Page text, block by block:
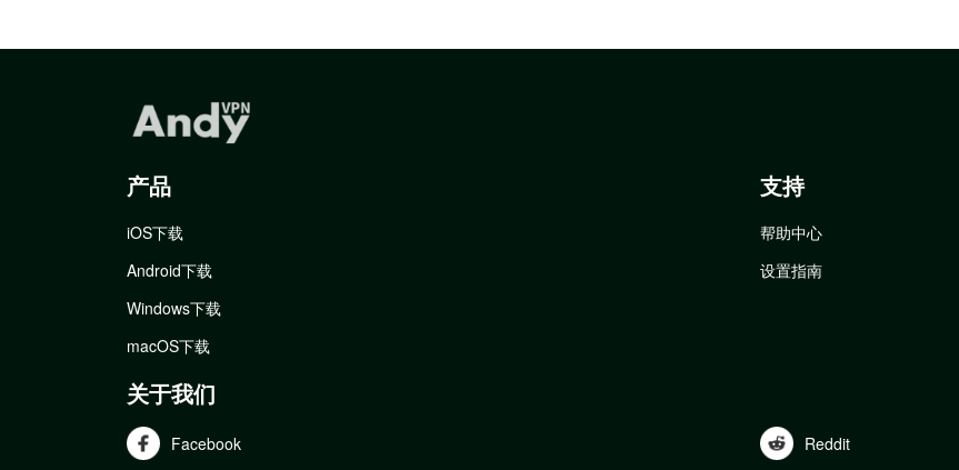
产品
iOS下载
Android下载
Windows下载
macOS下载
支持
帮助中心
设置指南
关于我们
Facebook Reddit